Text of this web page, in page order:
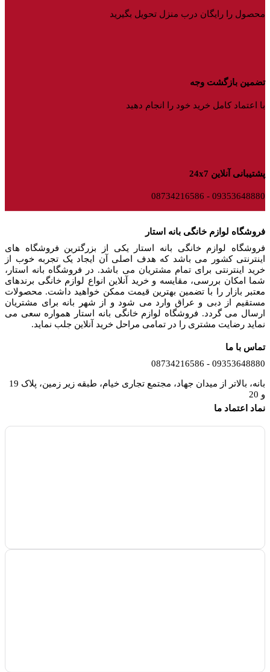
محصول را رایگان درب منزل تحویل بگیرید
تضمین بازگشت وجه
با اعتماد کامل خرید خود را انجام دهید
پشتیبانی آنلاین 24x7
09353648880 - 08734216586
فروشگاه لوازم خانگی بانه استار
فروشگاه لوازم خانگی بانه استار یکی از بزرگترین فروشگاه های
اینترنتی کشور می باشد که هدف اصلی آن ایجاد یک تجربه خوب از
خرید اینترنتی برای تمام مشتریان می باشد. در فروشگاه بانه استار،
شما امکان بررسی، مقایسه و خرید آنلاین انواع لوازم خانگی برندهای
معتبر بازار را با تضمین بهترین قیمت ممکن خواهید داشت. محصولات
مستقیم از دبی و عراق وارد می شود و از شهر بانه برای مشتریان
ارسال می گردد. فروشگاه لوازم خانگی بانه استار همواره سعی می
نماید رضایت مشتری را در تمامی مراحل خرید آنلاین جلب نماید.
تماس با ما
09353648880 - 08734216586
بانه، بالاتر از میدان جهاد، مجتمع تجاری خیام، طبقه زیر زمین، پلاک 19
و 20
نماد اعتماد ما